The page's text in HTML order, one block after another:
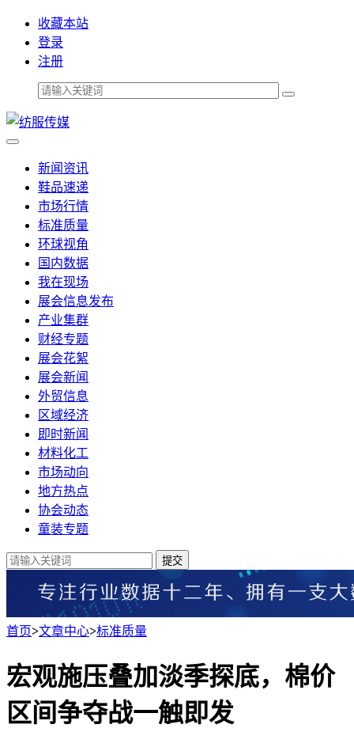
收藏本站
登录
注册
新闻资讯
鞋品速递
市场行情
标准质量
环球视角
国内数据
我在现场
展会信息发布
产业集群
财经专题
展会花絮
展会新闻
外贸信息
区域经济
即时新闻
材料化工
市场动向
地方热点
协会动态
童装专题
提交
首页>文章中心>标准质量
宏观施压叠加淡季探底，棉价
区间争夺战一触即发